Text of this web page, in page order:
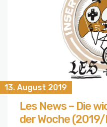
13. August 2019
Les News – Die
der Woche